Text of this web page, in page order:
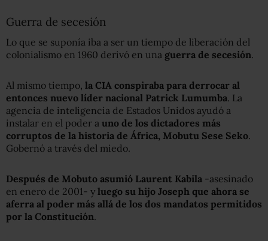
Guerra de secesión
Lo que se suponía iba a ser un tiempo de liberación del
colonialismo en 1960 derivó en una guerra de secesión.
Al mismo tiempo, la CIA conspiraba para derrocar al
entonces nuevo líder nacional Patrick Lumumba. La
agencia de inteligencia de Estados Unidos ayudó a
instalar en el poder a uno de los dictadores más
corruptos de la historia de África, Mobutu Sese Seko.
Gobernó a través del miedo.
Después de Mobuto asumió Laurent Kabila -asesinado
en enero de 2001- y luego su hijo Joseph que ahora se
aferra al poder más allá de los dos mandatos permitidos
por la Constitución.